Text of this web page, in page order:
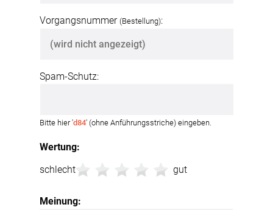
Wertung:
schlecht
gut
Meinung:
Vorgangsnummer (Bestellung):
Spam-Schutz:
Bitte hier 'd84' (ohne Anführungsstriche) eingeben.